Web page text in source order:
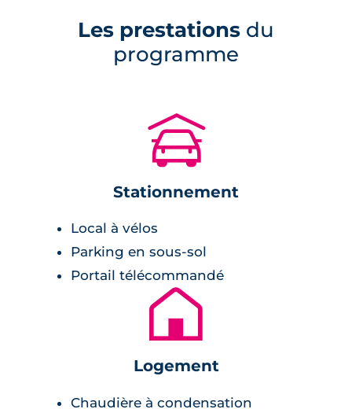
Ce programme immobilier sera érigé sur un
des principaux axes de la Cartoucherie, en
face du cœur de l’écoquartier à proprement
dans l’agglomération toulousaine se trouvent
ainsi à quelques pas de la résidence. Un arrêt
de tramway se trouve par ailleurs à deux
minutes de marche, et permet d’accéder
facilement à la ligne A du métro et au centre-
Description de la résidence
Cette résidence est composée de 30
ces logements sont peu gourmands en
Les prestations du
programme
🚗
Stationnement
Local à vélos
Parking en sous-sol
Portail télécommandé
🏚
Logement
Chaudière à condensation